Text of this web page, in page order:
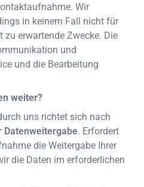
Wir
in keinem Fall nicht für
zu erwartende Zwecke. Die
und
und die Bearbeitung
weiter?
uns richtet sich nach
Datenweitergabe. Erfordert
die Weitergabe Ihrer
die Daten im erforderlichen